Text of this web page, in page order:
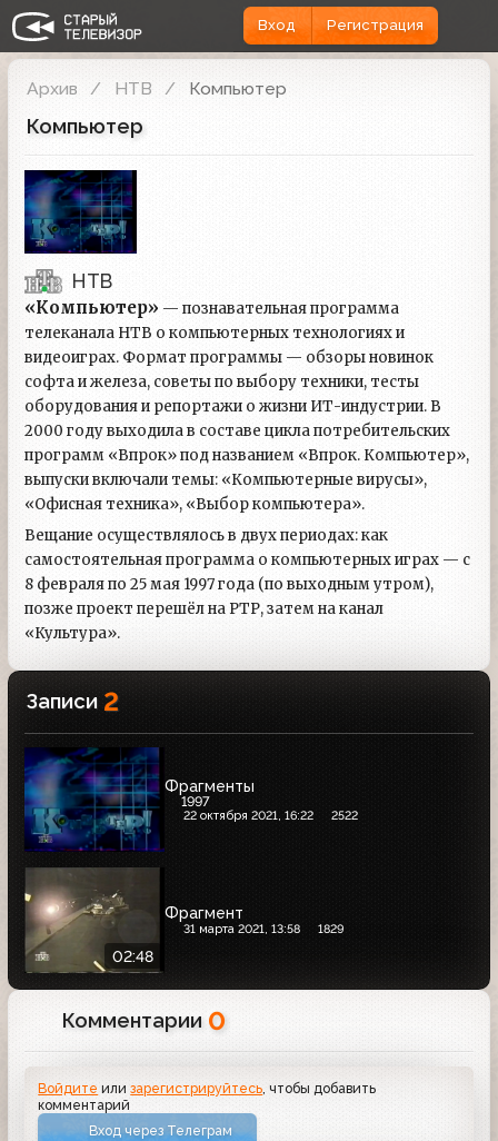
Вход Регистрация
Архив НТВ Компьютер
Компьютер
НТВ
«Компьютер» — познавательная программа
телеканала НТВ о компьютерных технологиях и
видеоиграх. Формат программы — обзоры новинок
софта и железа, советы по выбору техники, тесты
оборудования и репортажи о жизни ИТ-индустрии. В
2000 году выходила в составе цикла потребительских
программ «Впрок» под названием «Впрок. Компьютер»,
выпуски включали темы: «Компьютерные вирусы»,
«Офисная техника», «Выбор компьютера».
Вещание осуществлялось в двух периодах: как
самостоятельная программа о компьютерных играх — с
8 февраля по 25 мая 1997 года (по выходным утром),
позже проект перешёл на РТР, затем на канал
«Культура».
Записи 2
Фрагменты
1997
22 октября 2021, 16:22 2522
02:48
Фрагмент
31 марта 2021, 13:58 1829
Комментарии 0
Войдите илизарегистрируйтесь, чтобы добавить
комментарий
Вход через Телеграм